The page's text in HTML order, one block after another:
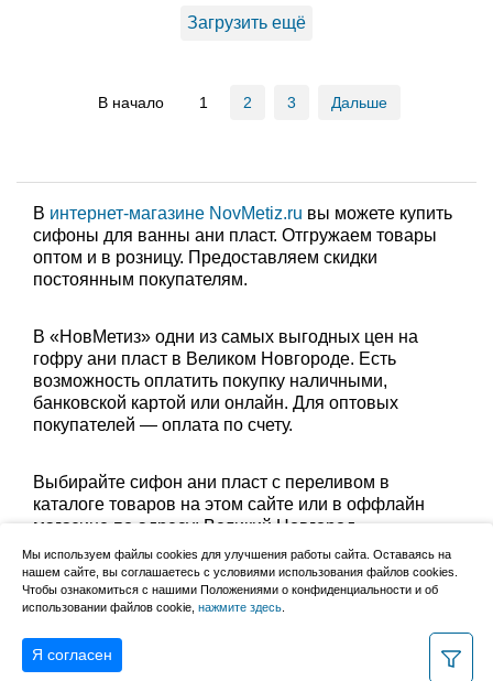
Загрузить ещё
В начало 1 2 3 Дальше
В интернет-магазине NovMetiz.ru вы можете купить
сифоны для ванны ани пласт. Отгружаем товары
оптом и в розницу. Предоставляем скидки
постоянным покупателям.
В «НовМетиз» одни из самых выгодных цен на
гофру ани пласт в Великом Новгороде. Есть
возможность оплатить покупку наличными,
банковской картой или онлайн. Для оптовых
покупателей — оплата по счету.
Выбирайте сифон ани пласт с переливом в
каталоге товаров на этом сайте или в оффлайн
магазине по адресу: Великий Новгород,
Сырковское шоссе, 8а (по будням с 9:00 до 17:00, в
субботу с 9:00 до 13:00). Забрать заказ можно
лично в пункте выдачи или оформить доставку до
дома.
Мы используем файлы cookies для улучшения работы сайта. Оставаясь на
нашем сайте, вы соглашаетесь с условиями использования файлов cookies.
Чтобы ознакомиться с нашими Положениями о конфиденциальности и об
использовании файлов cookie, нажмите здесь
Я согласен